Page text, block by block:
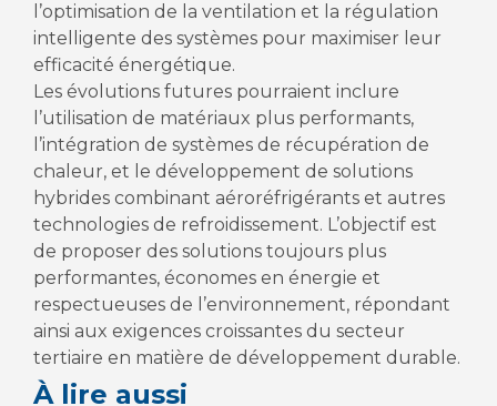
l’optimisation de la ventilation et la régulation
intelligente des systèmes pour maximiser leur
efficacité énergétique.
Les évolutions futures pourraient inclure
l’utilisation de matériaux plus performants,
l’intégration de systèmes de récupération de
chaleur, et le développement de solutions
hybrides combinant aéroréfrigérants et autres
technologies de refroidissement. L’objectif est
de proposer des solutions toujours plus
performantes, économes en énergie et
respectueuses de l’environnement, répondant
ainsi aux exigences croissantes du secteur
tertiaire en matière de développement durable.
À lire aussi